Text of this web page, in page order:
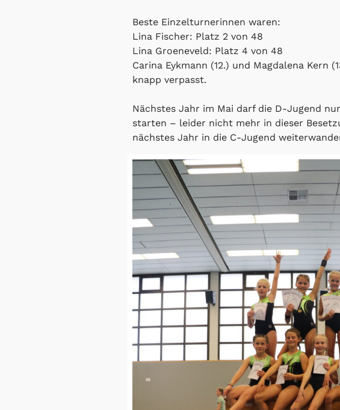
Beste Einzelturnerinnen waren:
Lina Fischer: Platz 2 von 48
Lina Groeneveld: Platz 4 von 48
Carina Eykmann (12.) und Magdalena Kern
knapp verpasst.
Nächstes Jahr im Mai darf die D-Jugend
starten – leider nicht mehr in dieser
nächstes Jahr in die C-Jugend